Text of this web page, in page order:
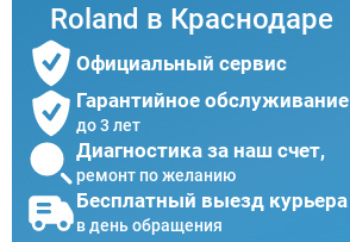
Roland в Краснодаре
Официальный сервис
Гарантийное обслуживание
до 3 лет
Диагностика за наш счет,
ремонт по желанию
Бесплатный выезд курьера
в день обращения